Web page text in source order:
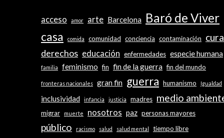
acceso amor arte Barcelona Baró de Viver
casa comida comunidad conciencia contaminación
derechos educación enfermedades especie humana
familia feminismo fin fin de la guerra fin del mundo
fronteras nacionales gran fin guerra humanismo Igualdad
inclusividad infancia justicia madres medio
migrar muerte nosotros paz personas mayores
público racismo salud salud mental tiempo libre